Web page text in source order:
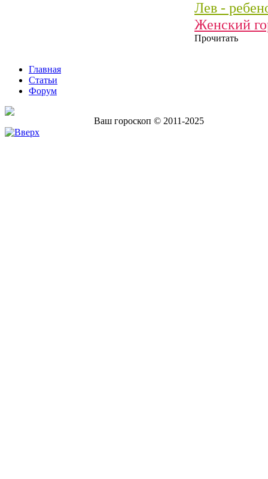
Лев -
Женский
Прочитать
Главная
Статьи
Форум
Ваш гороскоп © 2011-2025